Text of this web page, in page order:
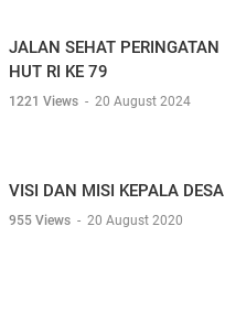
JALAN SEHAT PERINGATAN
HUT RI KE 79
1221 Views - 20 August 2024
VISI DAN MISI KEPALA DESA
955 Views - 20 August 2020